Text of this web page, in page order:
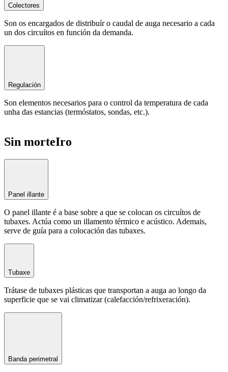
Colectores
Son os encargados de distribuír o caudal de auga necesario a cada
un dos circuítos en función da demanda.
Regulación
Son elementos necesarios para o control da temperatura de cada
unha das estancias (termóstatos, sondas, etc.).
Sin morteIro
Panel illante
O panel illante é a base sobre a que se colocan os circuítos de
tubaxes. Actúa como un illamento térmico e acústico. Ademais,
serve de guía para a colocación das tubaxes.
Tubaxe
Trátase de tubaxes plásticas que transportan a auga ao longo da
superficie que se vai climatizar (calefacción/refrixeración).
Banda perimetral